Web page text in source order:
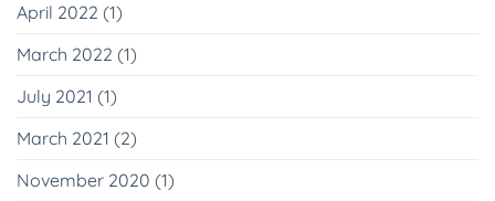
April 2022 (1)
March 2022 (1)
July 2021 (1)
March 2021 (2)
November 2020 (1)